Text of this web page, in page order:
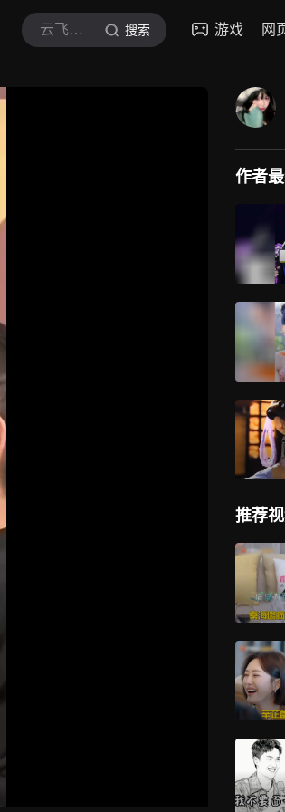
云飞影视墙 搜索 游戏 网
作者
推荐